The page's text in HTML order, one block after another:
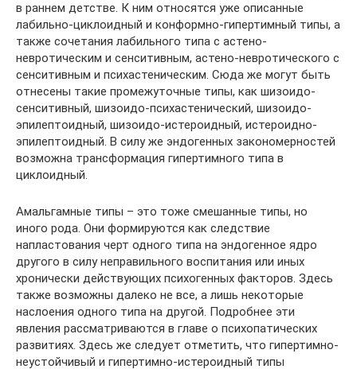
в раннем детстве. К ним относятся уже описанные
лабильно-циклоидный и конформно-гипертимный типы, а
также сочетания лабильного типа с астено-
невротическим и сенситивным, астено-невротического с
сенситивным и психастеническим. Сюда же могут быть
отнесены такие промежуточные типы, как шизоидо-
сенситивный, шизоидо-психастенический, шизоидо-
эпилептоидный, шизоидо-истероидный, истероидно-
эпилептоидный. В силу же эндогенных закономерностей
возможна трансформация гипертимного типа в
циклоидный.
Амальгамные типы – это тоже смешанные типы, но
иного рода. Они формируются как следствие
напластования черт одного типа на эндогенное ядро
другого в силу неправильного воспитания или иных
хронически действующих психогенных факторов. Здесь
также возможны далеко не все, а лишь некоторые
наслоения одного типа на другой. Подробнее эти
явления рассматриваются в главе о психопатических
развитиях. Здесь же следует отметить, что гипертимно-
неустойчивый и гипертимно-истероидный типы